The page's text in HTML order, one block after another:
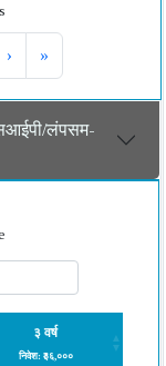
› »
लंपसम-
३ वर्ष
निवेश: ₹३६,०००